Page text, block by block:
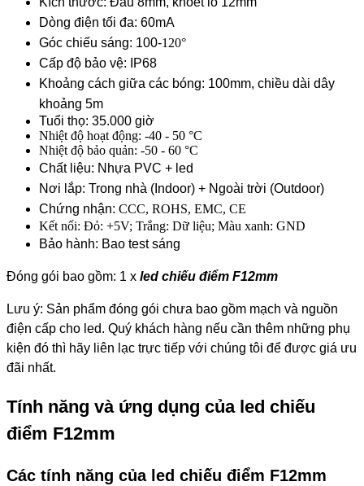
Dòng điện tối đa: 60mA
Góc chiếu sáng: 100-120°
Cấp độ bảo vệ: IP68
Khoảng cách giữa các bóng: 100mm, chiều dài dây
khoảng 5m
Tuổi thọ: 35.000 giờ
Nhiệt độ hoạt động: -40 - 50 °C
Nhiệt độ bảo quản: -50 - 60 °C
Chất liệu: Nhựa PVC + led
Nơi lắp: Trong nhà (Indoor) + Ngoài trời (Outdoor)
Chứng nhận: CCC, ROHS, EMC, CE
Kết nối: Đỏ: +5V; Trắng: Dữ liệu; Màu xanh: GND
Bảo hành: Bao test sáng
Đóng gói bao gồm: 1 x led chiếu điểm F12mm
Lưu ý: Sản phẩm đóng gói chưa bao gồm mạch và nguồn
điện cấp cho led. Quý khách hàng nếu cần thêm những phụ
kiện đó thì hãy liên lạc trực tiếp với chúng tôi để được giá ưu
đãi nhất.
Tính năng và ứng dụng của led chiếu
điểm F12mm
Các tính năng của led chiếu điểm F12mm